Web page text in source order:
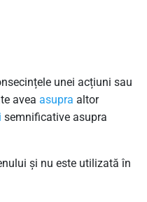
unei acțiuni sau
avea asupra altor
semnificative asupra
și nu este utilizată în